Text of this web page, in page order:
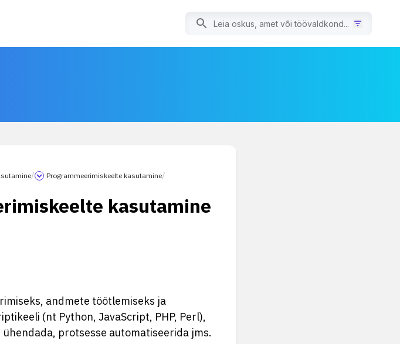
/ Programmeerimiskeelte kasutamine/
kasutamine
andmete töötlemiseks ja
(nt Python, JavaScript, PHP, Perl),
protsesse automatiseerida jms.